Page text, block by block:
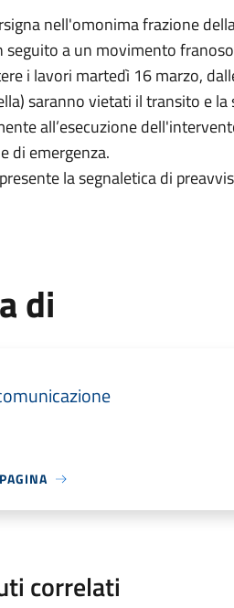
nell'omonima frazione
a un movimento
i lavori martedì 16 marzo,
saranno vietati il transito e la
all’esecuzione
di emergenza.
la segnaletica di
di
correlati